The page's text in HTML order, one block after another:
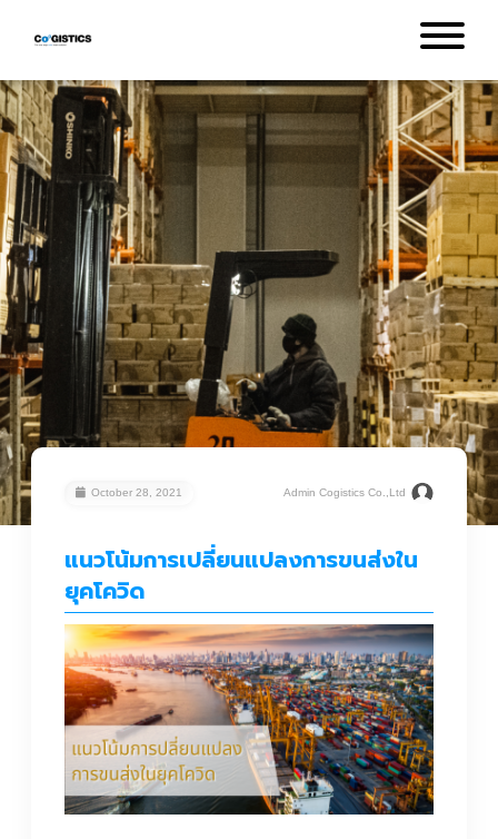
October 28, 2021 Admin Cogistics Co.,Ltd
แนวโน้มการเปลี่ยนแปลงการขนส่งใน
ยุคโควิด